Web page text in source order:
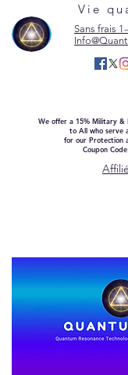
Vie
Sans frais
We offer a 15% Military &
to All who serve
for our Protection
Coupon